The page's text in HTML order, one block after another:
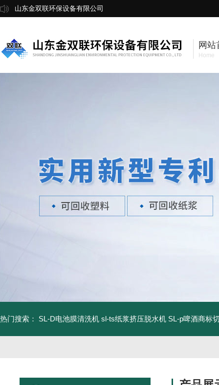
山东金双联环保设备有限公司
网站
Home
热门搜索： SL-D电池膜清洗机 sl-ts纸浆挤压脱水机 SL-p啤酒商标